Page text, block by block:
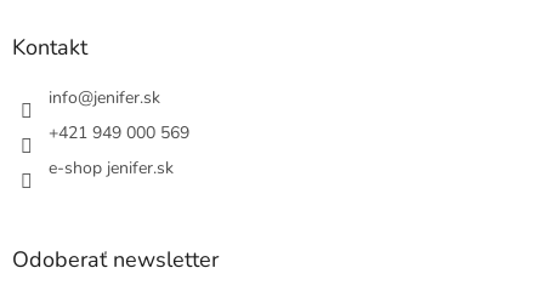
Kontakt
info@jenifer.sk
+421 949 000 569
e-shop jenifer.sk
Odoberať newsletter